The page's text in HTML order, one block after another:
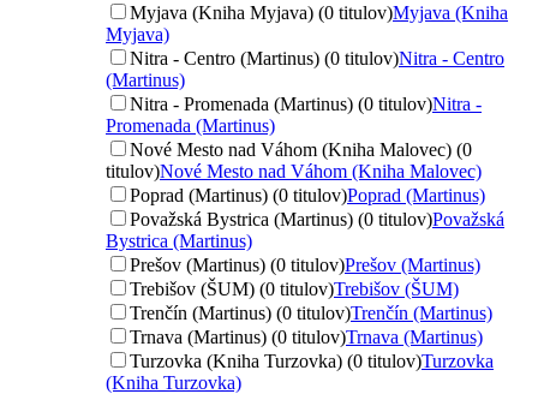
Myjava (Kniha Myjava) (0 titulov)Myjava (Kniha
Myjava)
Nitra - Centro (Martinus) (0 titulov)Nitra - Centro
(Martinus)
Nitra - Promenada (Martinus) (0 titulov)Nitra -
Promenada (Martinus)
Nové Mesto nad Váhom (Kniha Malovec) (0
titulov)Nové Mesto nad Váhom (Kniha Malovec)
Poprad (Martinus) (0 titulov)Poprad (Martinus)
Považská Bystrica (Martinus) (0 titulov)Považská
Bystrica (Martinus)
Prešov (Martinus) (0 titulov)Prešov (Martinus)
Trebišov (ŠUM) (0 titulov)Trebišov (ŠUM)
Trenčín (Martinus) (0 titulov)Trenčín (Martinus)
Trnava (Martinus) (0 titulov)Trnava (Martinus)
Turzovka (Kniha Turzovka) (0 titulov)Turzovka
(Kniha Turzovka)